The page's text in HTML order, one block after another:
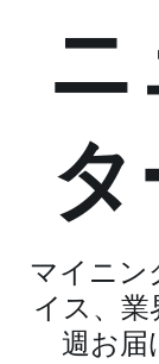
マイニン
イス、
週お届